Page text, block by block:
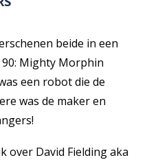
beide in een
Mighty Morphin
een robot die de
was de maker en
over David Fielding aka